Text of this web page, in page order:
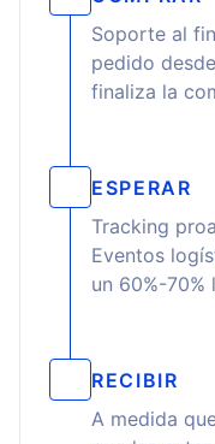
Soporte al
pedido
finaliza la
ESPERAR
Tracking
Eventos
un 60%-
RECIBIR
A medida